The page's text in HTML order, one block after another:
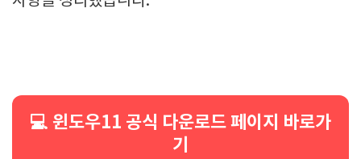
💻 윈도우11 공식 다운로드 페이지 바로가
기